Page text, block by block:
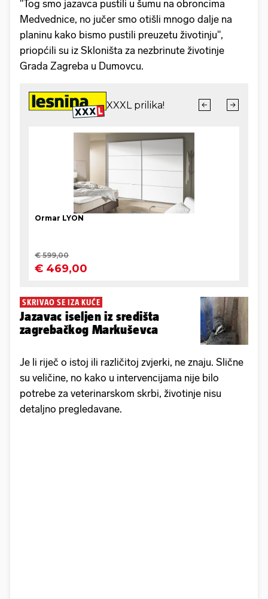
"Tog smo jazavca pustili u šumu na obroncima
Medvednice, no jučer smo otišli mnogo dalje na
planinu kako bismo pustili preuzetu životinju",
priopćili su iz Skloništa za nezbrinute životinje
Grada Zagreba u Dumovcu.
SKRIVAO SE IZA KUĆE
Jazavac iseljen iz središta
zagrebačkog Markuševca
Je li riječ o istoj ili različitoj zvjerki, ne znaju. Slične
su veličine, no kako u intervencijama nije bilo
potrebe za veterinarskom skrbi, životinje nisu
detaljno pregledavane.